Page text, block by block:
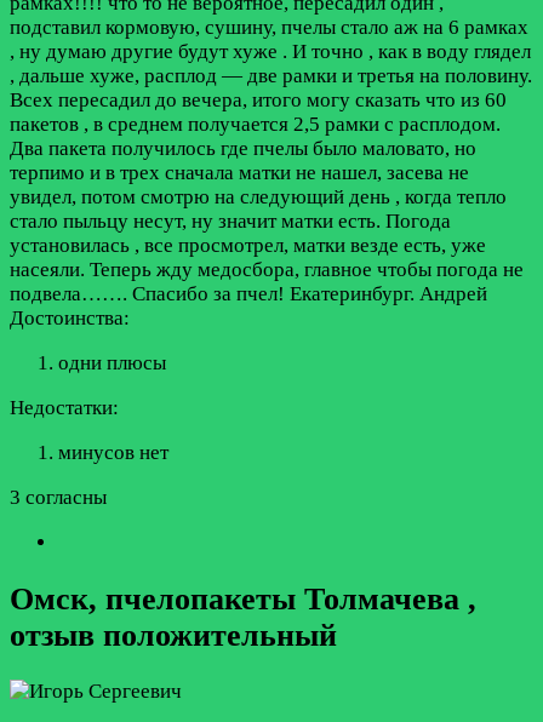
подставил кормовую, сушину, пчелы стало аж на 6 рамках
, ну думаю другие будут хуже . И точно , как в воду глядел
, дальше хуже, расплод — две рамки и третья на половину.
Всех пересадил до вечера, итого могу сказать что из 60
пакетов , в среднем получается 2,5 рамки с расплодом.
Два пакета получилось где пчелы было маловато, но
терпимо и в трех сначала матки не нашел, засева не
увидел, потом смотрю на следующий день , когда тепло
стало пыльцу несут, ну значит матки есть. Погода
установилась , все просмотрел, матки везде есть, уже
насеяли. Теперь жду медосбора, главное чтобы погода не
подвела……. Спасибо за пчел! Екатеринбург. Андрей
Достоинства:
одни плюсы
Недостатки:
минусов нет
3 согласны
Омск, пчелопакеты Толмачева ,
отзыв положительный